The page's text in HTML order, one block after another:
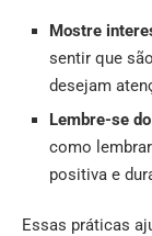
Mostre
sentir que
desejam
Lembre-se
como
positiva e
Essas práticas